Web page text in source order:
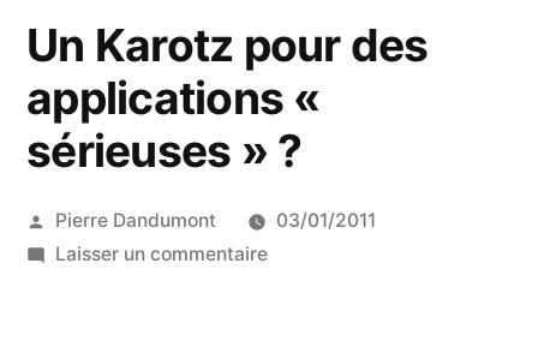
Un Karotz pour des
applications «
sérieuses » ?
Publié
par
Pierre Dandumont
03/01/2011
Laisser un commentairesur